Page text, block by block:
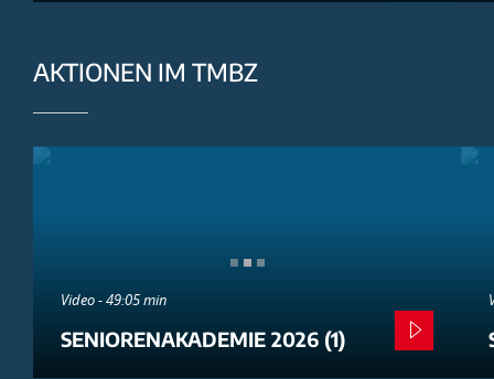
AKTIONEN IM TMBZ
Video - 49:05 min
SENIORENAKADEMIE 2026 (1)